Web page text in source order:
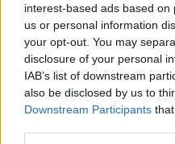
interest-based ads based
us or personal information
your opt-out. You may
disclosure of your personal
IAB’s list of downstream
also be disclosed by us to
Downstream Participants
*Furia unui medic
fratelui ei, nevaccinat
mea a fost certată de
-